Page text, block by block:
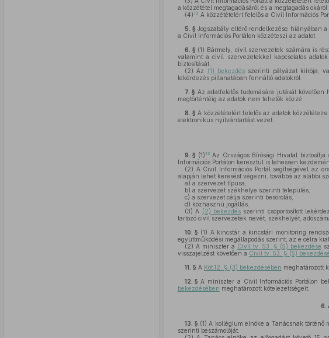
a közzététel megtagadásáról és a megtagadás
(4) 12 A közzétételért felelős a Civil Információs
5. § Jogszabály eltérő rendelkezése hiányában
a Civil Információs Portálon közzéteszi az adatot.
6. § (1) Bármely, civil szervezetek számára is
valamint a civil szervezetekkel kapcsolatos
biztosítását.
(2) Az (1) bekezdésszerinti pályázat kiírója,
lekérdezés pillanatában fennálló adatokról.
7. § Az adatfelelős tudomására jutását
megtörténtéig az adatok nem tehetők közzé.
8. § A közzétételért felelős az adatok
elektronikus nyilvántartást vezet.
9. § (1) 13 Az Országos Bírósági Hivatal
Információs Portálon keresztül is lehessen
(2) A Civil Információs Portál segítségével az
alapján lehet keresést végezni, továbbá az alábbi
a) a szervezet típusa,
b) a szervezet székhelye szerinti település,
c) a szervezet célja szerinti besorolás,
d) közhasznú jogállás.
(3) A (2) bekezdésszerinti csoportosított
tartozó civil szervezetek nevét, székhelyét,
10. § (1) A kincstár a kincstári monitoring
együttműködési megállapodás szerint, az e célra
(2) A miniszter a Civil tv. 53. § (5) bekezdése
visszajelzést követően a Civil tv. 53. § (5)
11. § A Köt.12. § (3) bekezdésében meghatározott
12. § A miniszter a Civil Információs Portálon
bekezdésében meghatározott kötelezettségeit.
6.
13. § (1) A kollégium elnöke a Tanácsnak történő
szerinti beszámolóját.